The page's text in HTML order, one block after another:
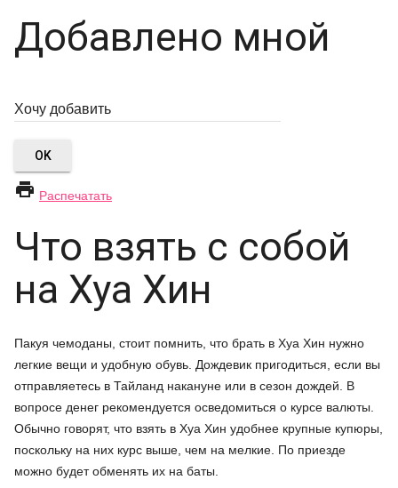
Добавлено мной
OK
 Распечатать
Что взять с собой
на Хуа Хин
Пакуя чемоданы, стоит помнить, что брать в Хуа Хин нужно
легкие вещи и удобную обувь. Дождевик пригодиться, если вы
отправляетесь в Тайланд накануне или в сезон дождей. В
вопросе денег рекомендуется осведомиться о курсе валюты.
Обычно говорят, что взять в Хуа Хин удобнее крупные купюры,
поскольку на них курс выше, чем на мелкие. По приезде
можно будет обменять их на баты.